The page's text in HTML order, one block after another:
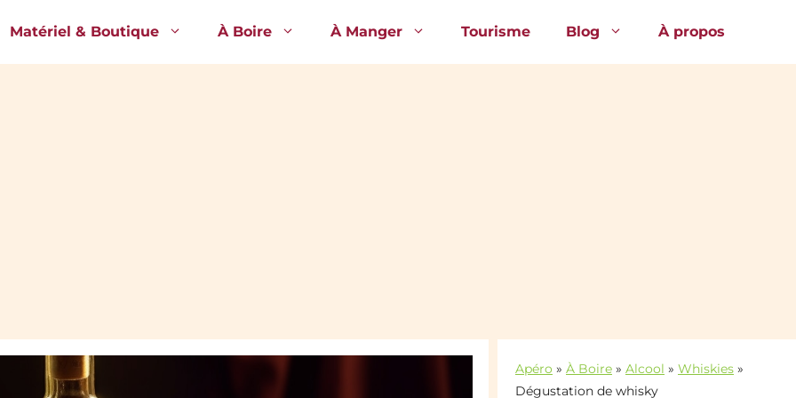
Matériel & Boutique À Boire À Manger Tourisme Blog À propos
Apéro » À Boire » Alcool » Whiskies »
Dégustation de whisky